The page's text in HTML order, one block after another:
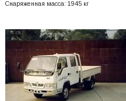
Снаряженная масса: 1945 кг